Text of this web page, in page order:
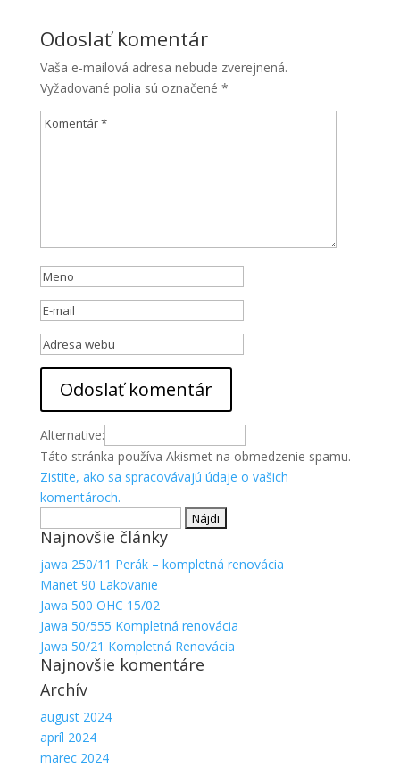
Odoslať komentár
Vaša e-mailová adresa nebude zverejnená.
Vyžadované polia sú označené *
Alternative:
Táto stránka používa Akismet na obmedzenie spamu.
Zistite, ako sa spracovávajú údaje o vašich
komentároch.
Najnovšie články
jawa 250/11 Perák – kompletná renovácia
Manet 90 Lakovanie
Jawa 500 OHC 15/02
Jawa 50/555 Kompletná renovácia
Jawa 50/21 Kompletná Renovácia
Najnovšie komentáre
Archív
august 2024
apríl 2024
marec 2024